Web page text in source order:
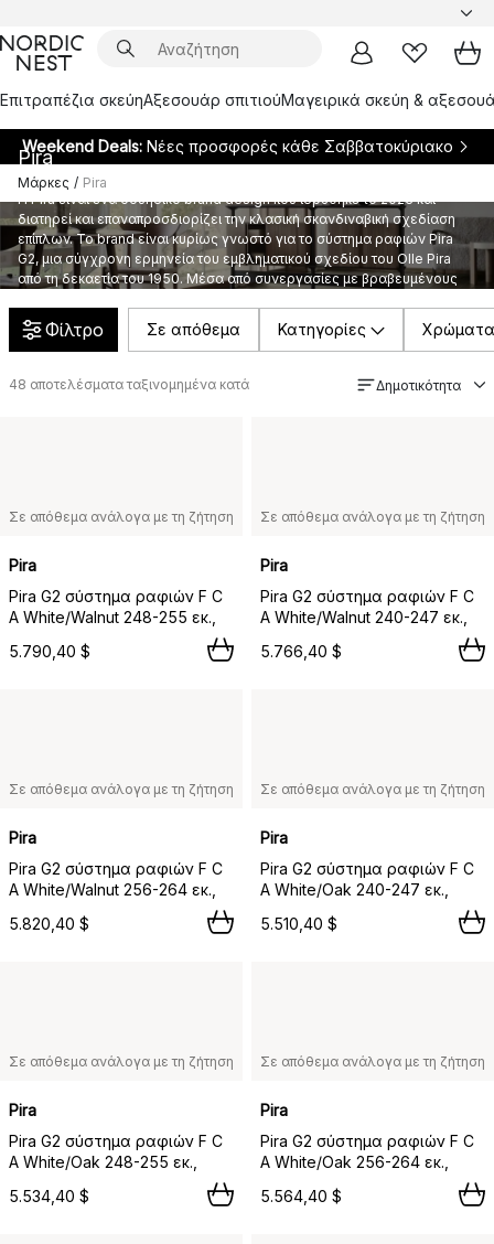
Επιτραπέζια σκεύηΑξεσουάρ σπιτιούΜαγειρικά σκεύη &
Weekend Deals: Νέες προσφορές κάθε Σαββατοκύριακο
Μάρκες / Pira
Pira
Η Pira είναι ένα σουηδικό brand design που ιδρύθηκε το 2023 και
διατηρεί και επαναπροσδιορίζει την κλασική σκανδιναβική σχεδίαση
επίπλων. Το brand είναι κυρίως γνωστό για το σύστημα ραφιών Pira
G2, μια σύγχρονη ερμηνεία του εμβληματικού σχεδίου του Olle Pira
από τη δεκαετία του 1950. Μέσα από συνεργασίες με βραβευμένους
δημιουργούνται έπιπλα με διαχρονική σχεδίαση, υψηλή
λειτουργικότητα και ευέλικτη χρήση.
Φίλτρο Σε απόθεμα Κατηγορίες Χρώματα
48 αποτελέσματα ταξινομημένα κατά Δημοτικότητα
Σε απόθεμα ανάλογα με τη ζήτηση
Pira
Pira G2 σύστημα ραφιών F C
A White/Walnut 248-255 εκ.,
5.790,40 $
Σε απόθεμα ανάλογα με τη ζήτηση
Pira
Pira G2 σύστημα ραφιών F C
A White/Walnut 240-247 εκ.,
5.766,40 $
Σε απόθεμα ανάλογα με τη ζήτηση
Pira
Pira G2 σύστημα ραφιών F C
A White/Walnut 256-264 εκ.,
5.820,40 $
Σε απόθεμα ανάλογα με τη ζήτηση
Pira
Pira G2 σύστημα ραφιών F C
A White/Oak 240-247 εκ.,
5.510,40 $
Σε απόθεμα ανάλογα με τη ζήτηση
Pira
Pira G2 σύστημα ραφιών F C
A White/Oak 248-255 εκ.,
5.534,40 $
Σε απόθεμα ανάλογα με τη ζήτηση
Pira
Pira G2 σύστημα ραφιών F C
A White/Oak 256-264 εκ.,
5.564,40 $